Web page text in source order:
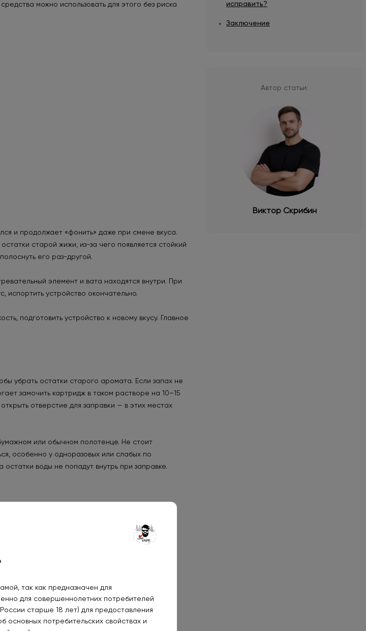
можно использовать для этого без риска
и продолжает «фонить» даже при смене вкуса.
старой жижи, из-за чего появляется стойкий
его раз-другой.
элемент и вата находятся внутри. При
испортить устройство окончательно.
подготовить устройство к новому вкусу. Главное
убрать остатки старого аромата. Если запах не
замочить картридж в таком растворе на 10–15
отверстие для заправки — в этих местах
или обычном полотенце. Не стоит
особенно у одноразовых или слабых по
воды не попадут внутрь при заправке.
исправить?
Заключение
Автор статьи:
Виктор Скрибин
так как предназначен для
для совершеннолетних потребителей
старше 18 лет) для предоставления
основных потребительских свойствах и